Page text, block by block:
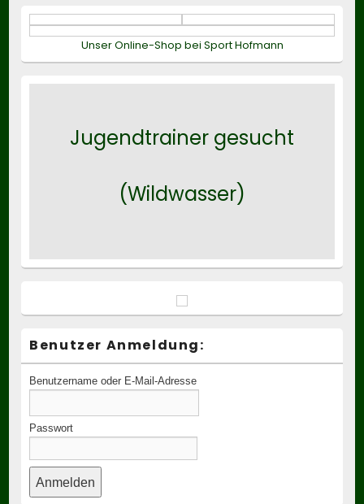
Unser Online-Shop bei Sport Hofmann
Jugendtrainer gesucht
(Wildwasser)
Benutzer Anmeldung:
Benutzername oder E-Mail-Adresse
Passwort